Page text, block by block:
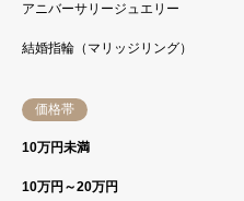
アニバーサリージュエリー
結婚指輪（マリッジリング）
価格帯
10万円未満
10万円～20万円